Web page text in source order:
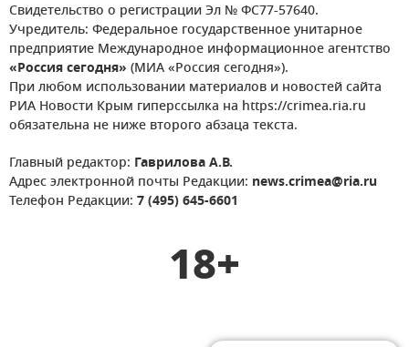
Свидетельство о регистрации Эл № ФС77-57640.
Учредитель: Федеральное государственное унитарное
предприятие Международное информационное агентство
«Россия сегодня» (МИА «Россия сегодня»).
При любом использовании материалов и новостей сайта
РИА Новости Крым гиперссылка на https://crimea.ria.ru
обязательна не ниже второго абзаца текста.
Главный редактор: Гаврилова А.В.
Адрес электронной почты Редакции: news.crimea@ria.ru
Телефон Редакции: 7 (495) 645-6601
18+